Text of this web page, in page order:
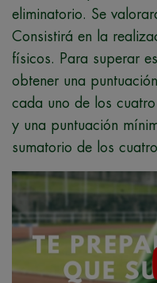
eliminatorio. Se
Consistirá en la
físicos. Para superar
obtener una
cada uno de los
y una puntuación
sumatorio de los